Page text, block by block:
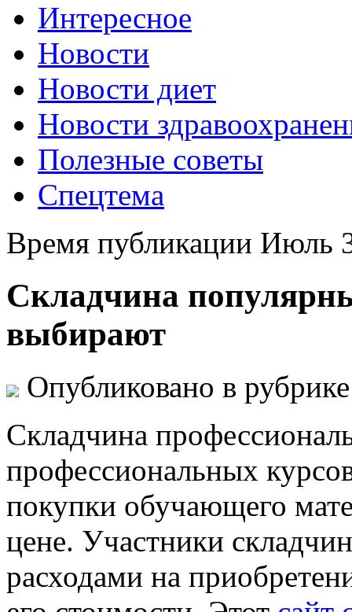
Интересное
Новости
Новости диет
Новости
Полезные советы
Спецтема
Время публикации Июль
Складчина
выбирают
Опубликовано в
Складчина
профессиональных
покупки обучающего
цене. Участники
расходами на